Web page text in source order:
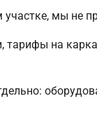
мы не
на